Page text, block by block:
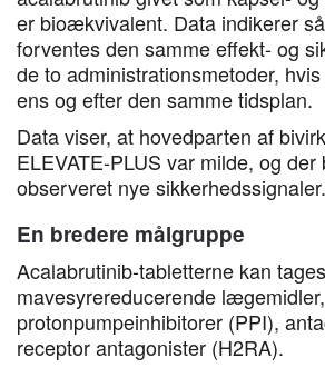
er bioækvivalent. Data indikerer
forventes den samme effekt- og
de to administrationsmetoder,
ens og efter den samme tidsplan.
Data viser, at hovedparten af
ELEVATE-PLUS var milde, og der
observeret nye sikkerhedssignaler.
En bredere målgruppe
Acalabrutinib-tabletterne kan
mavesyrereducerende
protonpumpeinhibitorer (PPI),
receptor antagonister (H2RA).